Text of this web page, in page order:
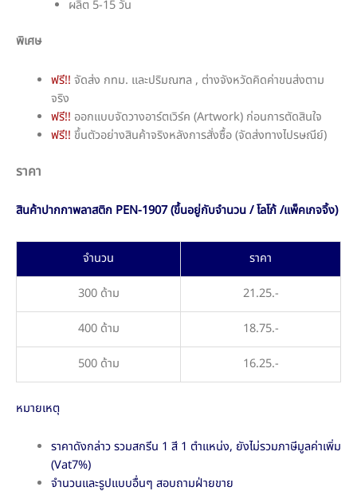
ผลิต 5-15 วัน
พิเศษ
ฟรี!! จัดส่ง กทม. และปริมณฑล , ต่างจังหวัดคิดค่าขนส่งตาม
จริง
ฟรี!! ออกแบบจัดวางอาร์ตเวิร์ค (Artwork) ก่อนการตัดสินใจ
ฟรี!! ขึ้นตัวอย่างสินค้าจริงหลังการสั่งซื้อ (จัดส่งทางไปรษณีย์)
ราคา
สินค้าปากกาพลาสติก PEN-1907 (ขึ้นอยู่กับจำนวน / โลโก้ /แพ็คเกจจิ้ง)
จำนวน
ราคา
300 ด้าม
21.25.-
400 ด้าม
18.75.-
500 ด้าม
16.25.-
หมายเหตุ
ราคาดังกล่าว รวมสกรีน 1 สี 1 ตำแหน่ง, ยังไม่รวมภาษีมูลค่าเพิ่ม
(Vat7%)
จำนวนและรูปแบบอื่นๆ สอบถามฝ่ายขาย